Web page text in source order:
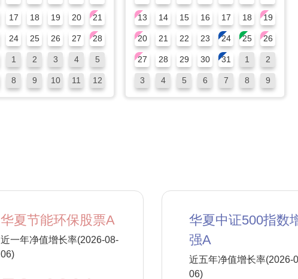
华夏节能环保股票A
近一年净值增长率(2026-08-
06)
华夏中证500指数
强A
近五年净值增长率(2026-
06)